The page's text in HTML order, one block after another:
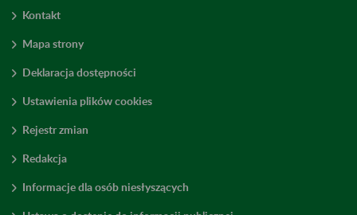
Kontakt
Mapa strony
Deklaracja dostępności
Ustawienia plików cookies
Rejestr zmian
Redakcja
Informacje dla osób niesłyszących